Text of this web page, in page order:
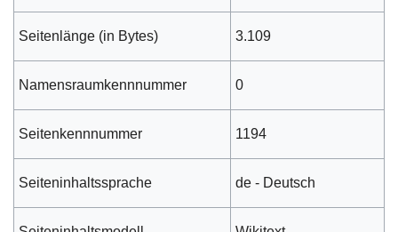
Seitenlänge (in Bytes) 3.109
Namensraumkennnummer 0
Seitenkennnummer 1194
Seiteninhaltssprache de - Deutsch